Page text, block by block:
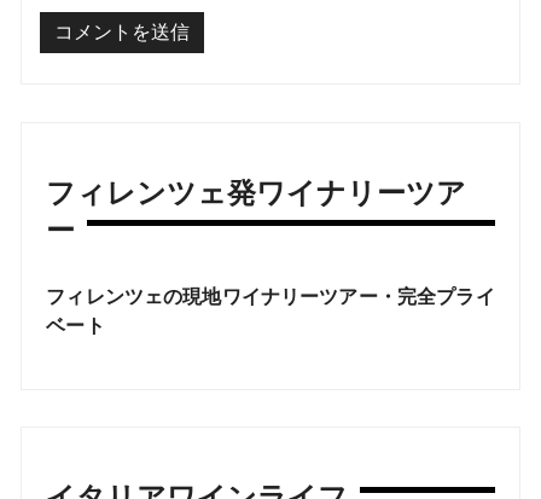
フィレンツェ発ワイナリーツア
ー
フィレンツェの現地ワイナリーツアー・完全プライ
ベート